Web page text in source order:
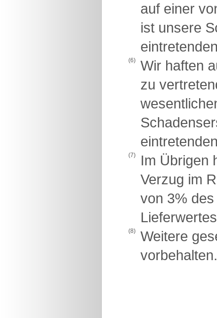
auf einer
ist unsere
(6)
Wir haften
zu
(7)
Im Übrigen
Verzug im
von 3%
(8)
Weitere
vorbehalten.